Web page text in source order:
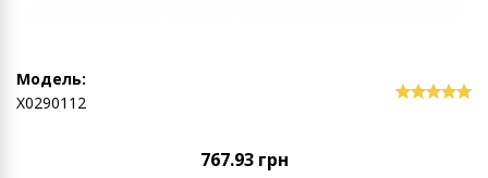
Модель:
Х0290112
767.93 грн